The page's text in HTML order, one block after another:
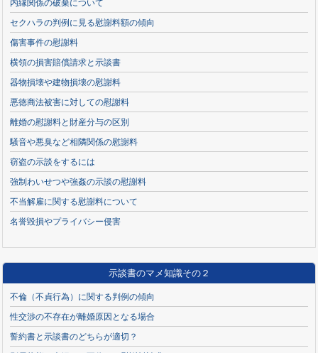
内縁関係の破棄について
セクハラの判例に見る慰謝料額の傾向
傷害事件の慰謝料
横領の損害賠償請求と示談書
器物損壊や建物損壊の慰謝料
悪徳商法被害に対しての慰謝料
離婚の慰謝料と財産分与の区別
騒音や悪臭など相隣関係の慰謝料
窃盗の示談をするには
強制わいせつや強姦の示談の慰謝料
不当解雇に関する慰謝料について
名誉毀損やプライバシー侵害
示談書のマメ知識その２
不倫（不貞行為）に関する判例の傾向
性交渉の不存在が離婚原因となる場合
誓約書と示談書のどちらが適切？